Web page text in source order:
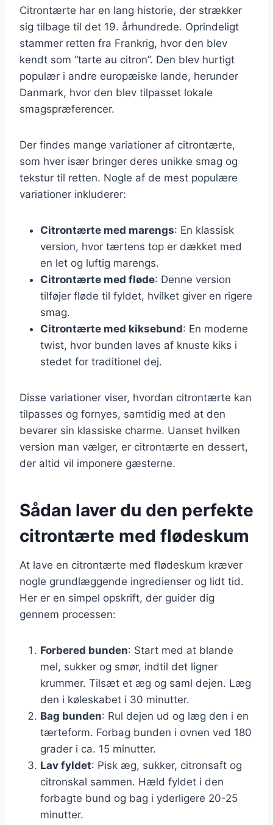
Citrontærte har en lang historie, der strækker
sig tilbage til det 19. århundrede. Oprindeligt
stammer retten fra Frankrig, hvor den blev
kendt som “tarte au citron”. Den blev hurtigt
populær i andre europæiske lande, herunder
Danmark, hvor den blev tilpasset lokale
smagspræferencer.
Der findes mange variationer af citrontærte,
som hver især bringer deres unikke smag og
tekstur til retten. Nogle af de mest populære
variationer inkluderer:
Citrontærte med marengs: En klassisk
version, hvor tærtens top er dækket med
en let og luftig marengs.
Citrontærte med fløde: Denne version
tilføjer fløde til fyldet, hvilket giver en rigere
smag.
Citrontærte med kiksebund: En moderne
twist, hvor bunden laves af knuste kiks i
stedet for traditionel dej.
Disse variationer viser, hvordan citrontærte kan
tilpasses og fornyes, samtidig med at den
bevarer sin klassiske charme. Uanset hvilken
version man vælger, er citrontærte en dessert,
der altid vil imponere gæsterne.
Sådan laver du den perfekte
citrontærte med flødeskum
At lave en citrontærte med flødeskum kræver
nogle grundlæggende ingredienser og lidt tid.
Her er en simpel opskrift, der guider dig
gennem processen:
Forbered bunden: Start med at blande
mel, sukker og smør, indtil det ligner
krummer. Tilsæt et æg og saml dejen. Læg
den i køleskabet i 30 minutter.
Bag bunden: Rul dejen ud og læg den i en
tærteform. Forbag bunden i ovnen ved 180
grader i ca. 15 minutter.
Lav fyldet: Pisk æg, sukker, citronsaft og
citronskal sammen. Hæld fyldet i den
forbagte bund og bag i yderligere 20-25
minutter.